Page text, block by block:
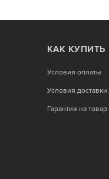
КАК КУПИТЬ
Условия оплаты
Условия доставки
Гарантия на товар